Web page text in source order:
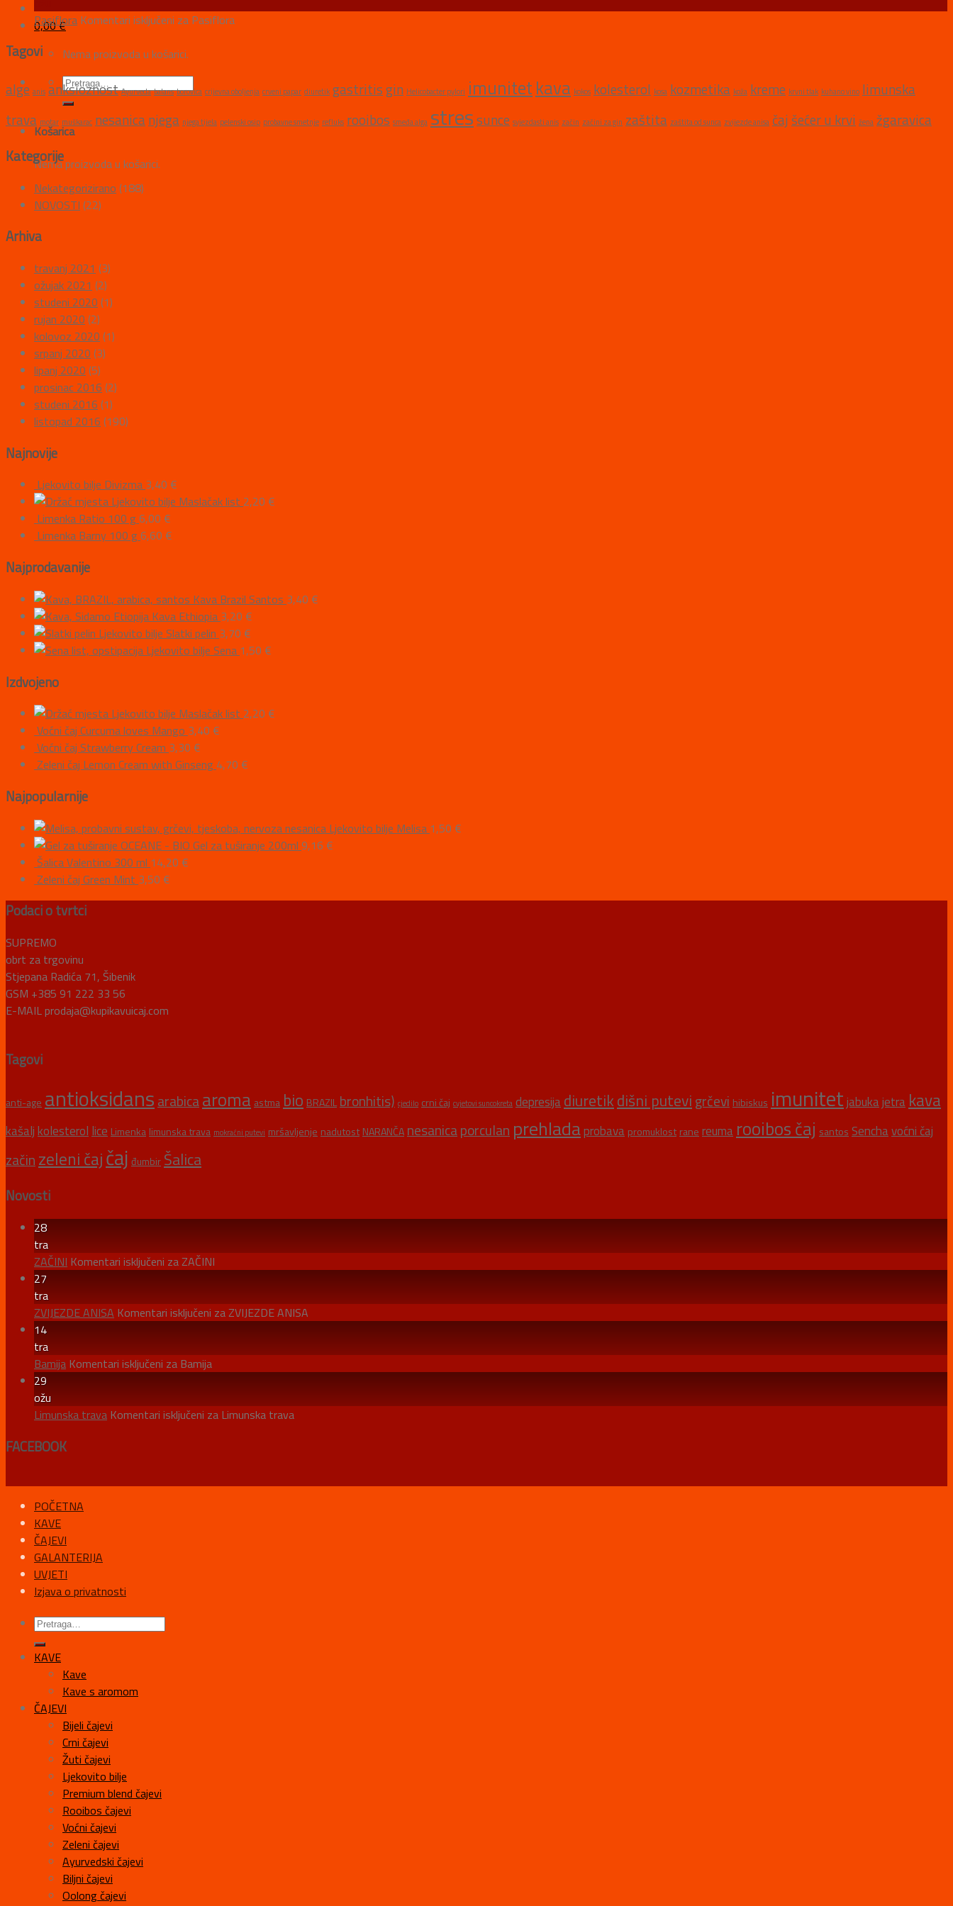
0,00€
Nema proizvoda u košarici.
Košarica
Nema proizvoda u košarici.
Pasiflora Komentari isključeni za Pasiflora
Tagovi
alge anis anksioznost Ayurveda balans borovica crijevna oboljenja crveni papar diuretik gastritisgin Helicobacter pylori imunitetkava kokos kolesterol kosa kozmetika koža kreme krvni tlak kuhano vino limunska
trava motar muškarac nesanicanjega njega tijela pelenski osip probavne smetnje refluks rooibos smeđa alga stressunce svjezdasti anis začin začini za gin zaštita zaštita od sunca zvijezde anisa čaj šećer u krvi žena žgaravica
Kategorije
Nekategorizirano (188)
NOVOSTI (22)
Arhiva
travanj 2021 (3)
ožujak 2021 (2)
studeni 2020 (1)
rujan 2020 (2)
kolovoz 2020 (1)
srpanj 2020 (3)
lipanj 2020 (5)
prosinac 2016 (2)
studeni 2016 (1)
listopad 2016 (190)
Najnovije
Ljekovito bilje Divizma 3,40 €
Ljekovito bilje Maslačak list 2,20 €
Limenka Ratio 100 g 6,00 €
Limenka Barny 100 g 6,60 €
Najprodavanije
Kava Brazil Santos 3,40 €
Kava Ethiopia 3,20 €
Ljekovito bilje Slatki pelin 3,70 €
Ljekovito bilje Sena 1,50 €
Izdvojeno
Ljekovito bilje Maslačak list 2,20 €
Voćni čaj Curcuma loves Mango 3,40 €
Voćni čaj Strawberry Cream 3,30 €
Zeleni čaj Lemon Cream with Ginseng 4,70 €
Najpopularnije
Ljekovito bilje Melisa 1,50 €
OCEANE - BIO Gel za tuširanje 200ml 9,16 €
Šalica Valentino 300 ml 14,20 €
Zeleni čaj Green Mint 3,50 €
Podaci o tvrtci
SUPREMO
obrt za trgovinu
Stjepana Radića 71, Šibenik
GSM +385 91 222 33 56
E-MAIL prodaja@kupikavuicaj.com
Tagovi
anti-age antioksidans arabicaaroma astma bio BRAZIL bronhitis) cjedilo crni čaj cvjetovi suncokreta depresijadiuretikdišni putevi grčevi hibiskus imunitetjabukajetra kava
kašaljkolesterol lice Limenka limunska trava mokraćni putevi mršavljenje nadutost NARANČA nesanicaporculan prehladaprobava promuklost rane reuma rooibos čaj santos Senchavoćni čaj
začin zeleni čajčaj đumbir Šalica
Novosti
28
tra
ZAČINI Komentari isključeni za ZAČINI
27
tra
ZVIJEZDE ANISA Komentari isključeni za ZVIJEZDE ANISA
14
tra
Bamija Komentari isključeni za Bamija
29
ožu
Limunska trava Komentari isključeni za Limunska trava
FACEBOOK
POČETNA
KAVE
ČAJEVI
GALANTERIJA
UVJETI
Izjava o privatnosti
KAVE
Kave
Kave s aromom
ČAJEVI
Bijeli čajevi
Crni čajevi
Žuti čajevi
Ljekovito bilje
Premium blend čajevi
Rooibos čajevi
Voćni čajevi
Zeleni čajevi
Ayurvedski čajevi
Biljni čajevi
Oolong čajevi